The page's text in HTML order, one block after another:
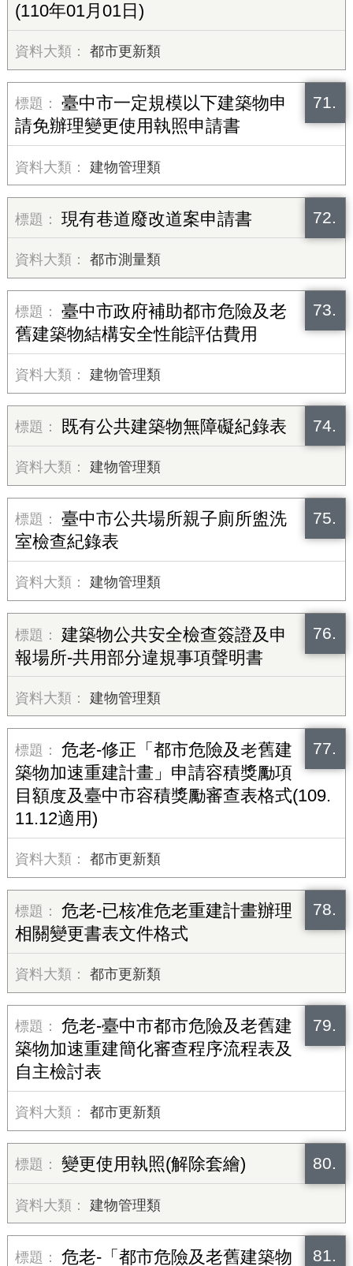
(110年01月01日)
都市更新類
71.
臺中市一定規模以下建築物申
請免辦理變更使用執照申請書
建物管理類
72.
現有巷道廢改道案申請書
都市測量類
73.
臺中市政府補助都市危險及老
舊建築物結構安全性能評估費用
建物管理類
74.
既有公共建築物無障礙紀錄表
建物管理類
75.
臺中市公共場所親子廁所盥洗
室檢查紀錄表
建物管理類
76.
建築物公共安全檢查簽證及申
報場所-共用部分違規事項聲明書
建物管理類
77.
危老-修正「都市危險及老舊建
築物加速重建計畫」申請容積獎勵項
目額度及臺中市容積獎勵審查表格式(109.
11.12適用)
都市更新類
78.
危老-已核准危老重建計畫辦理
相關變更書表文件格式
都市更新類
79.
危老-臺中市都市危險及老舊建
築物加速重建簡化審查程序流程表及
自主檢討表
都市更新類
80.
變更使用執照(解除套繪)
建物管理類
81.
危老-「都市危險及老舊建築物